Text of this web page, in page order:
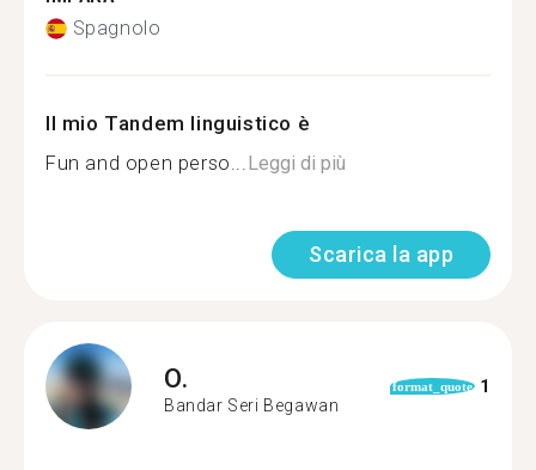
Spagnolo
Il mio Tandem linguistico è
Fun and open perso...Leggi di più
Scarica la app
O.
Bandar Seri Begawan
format_quote 1